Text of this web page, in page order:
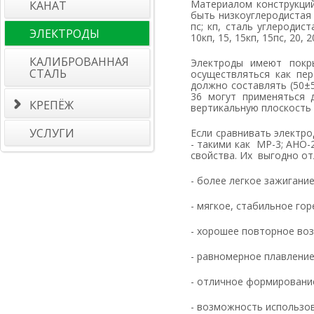
КАНАТ
ЭЛЕКТРОДЫ
КАЛИБРОВАННАЯ
СТАЛЬ
КРЕПЁЖ
УСЛУГИ
Материалом
быть
пс; кп, сталь
10кп, 15, 15кп, 15пс, 20,
Электроды имеют покрытие рутил-целлюлозного типа. Сварка электродами АНО-36 может
осуществляться как
должно составлять
36 могут
вертикальную
Если сравнивать электроды АНО - 36 с другими электродами, имеющими, рутиловый тип покрытия
- такими как МР-3; АНО-
свойства. Их выгодно
- более легкое
- мягкое, стабильное
- хорошее повторное
- равномерное
- отличное
- возможность использовать более низкое напряжение холостого хода и пониженный сварочный